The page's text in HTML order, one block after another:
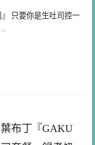
只要你是生吐司控一
布丁『GAKU